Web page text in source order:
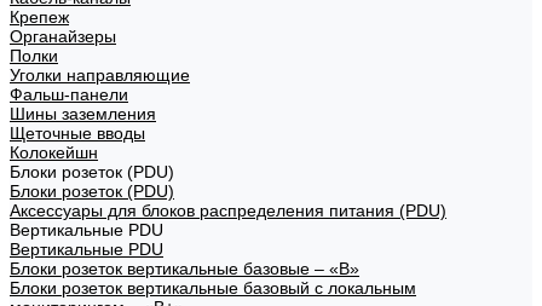
Крепеж
Органайзеры
Полки
Уголки направляющие
Фальш-панели
Шины заземления
Щеточные вводы
Колокейшн
Блоки розеток (PDU)
Блоки розеток (PDU)
Аксессуары для блоков распределения питания (PDU)
Вертикальные PDU
Вертикальные PDU
Блоки розеток вертикальные базовые – «В»
Блоки розеток вертикальные базовый с локальным